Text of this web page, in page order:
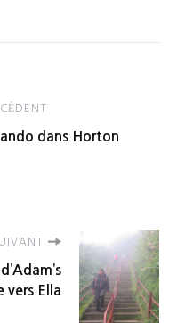
dans Horton
vers Ella